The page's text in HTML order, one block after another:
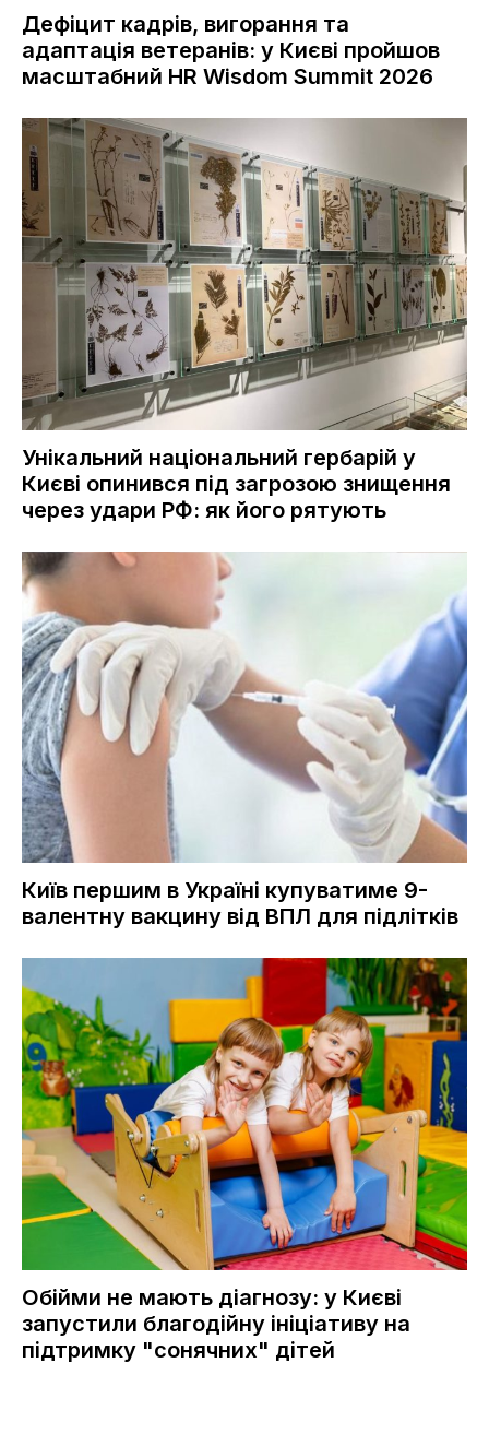
Дефіцит кадрів, вигорання та
адаптація ветеранів: у Києві пройшов
масштабний HR Wisdom Summit 2026
Унікальний національний гербарій у
Києві опинився під загрозою знищення
через удари РФ: як його рятують
Київ першим в Україні купуватиме 9-
валентну вакцину від ВПЛ для підлітків
Обійми не мають діагнозу: у Києві
запустили благодійну ініціативу на
підтримку "сонячних" дітей